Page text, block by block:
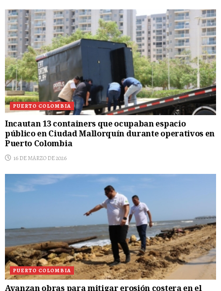
PUERTO COLOMBIA
Incautan 13 containers que ocupaban espacio
público en Ciudad Mallorquín durante operativos en
Puerto Colombia
16 DE MARZO DE 2026
PUERTO COLOMBIA